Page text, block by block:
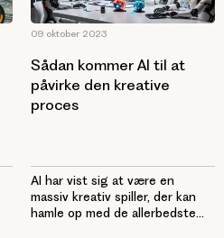
09 oktober 2023
Sådan kommer AI til at
påvirke den kreative
proces
AI har vist sig at være en
massiv kreativ spiller, der kan
hamle op med de allerbedste...